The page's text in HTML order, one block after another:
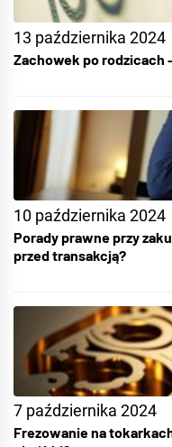
13 października 2024
Zachowek po rodzicach
10 października 2024
Porady prawne przy
przed transakcją?
7 października 2024
Frezowanie na